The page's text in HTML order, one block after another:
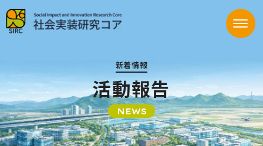
新着情報
活動報告
NEWS